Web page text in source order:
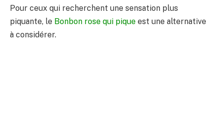
Pour ceux qui recherchent une sensation plus
piquante, le Bonbon rose qui pique est une alternative
à considérer.